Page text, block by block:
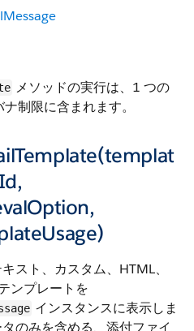
メソッドの実行は、1 つの
制限に含まれます。
スト、カスタム、HTML、
ンプレートを
インスタンスに表示しま
のみを含める、添付ファイ